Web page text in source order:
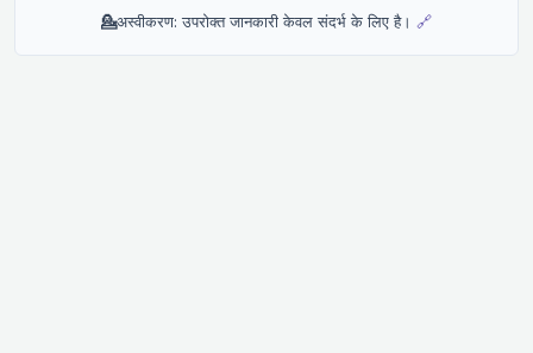
💁अस्वीकरण: उपरोक्त जानकारी केवल संदर्भ के लिए है। 🔗